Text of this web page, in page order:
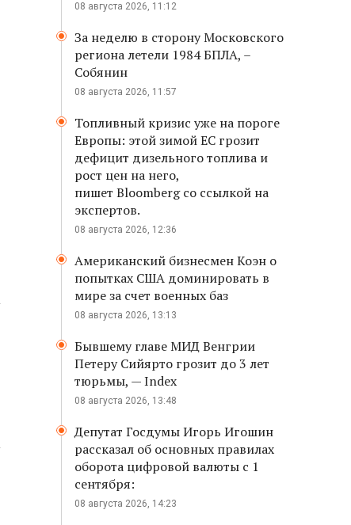
08 августа 2026, 11:12
За неделю в сторону Московского
региона летели 1984 БПЛА, –
Собянин
08 августа 2026, 11:57
Топливный кризис уже на пороге
Европы: этой зимой ЕС грозит
дефицит дизельного топлива и
рост цен на него,
пишет Bloomberg со ссылкой на
экспертов.
08 августа 2026, 12:36
Американский бизнесмен Коэн о
попытках США доминировать в
мире за счет военных баз
08 августа 2026, 13:13
Бывшему главе МИД Венгрии
Петеру Сийярто грозит до 3 лет
тюрьмы, — Index
08 августа 2026, 13:48
Депутат Госдумы Игорь Игошин
рассказал об основных правилах
оборота цифровой валюты с 1
сентября:
08 августа 2026, 14:23